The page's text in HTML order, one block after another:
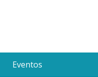
Eventos